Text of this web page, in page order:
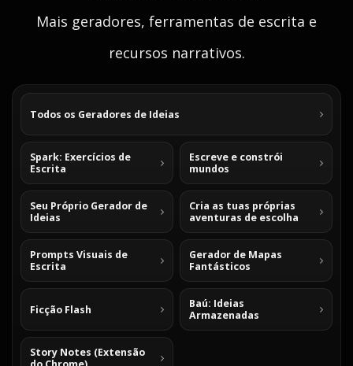
Mais geradores, ferramentas de escrita e
recursos narrativos.
Todos os Geradores de Ideias
Spark: Exercícios de
Escrita
Escreve e constrói
mundos
Seu Próprio Gerador de
Ideias
Cria as tuas próprias
aventuras de escolha
Prompts Visuais de
Escrita
Gerador de Mapas
Fantásticos
Ficção Flash
Baú: Ideias
Armazenadas
Story Notes (Extensão